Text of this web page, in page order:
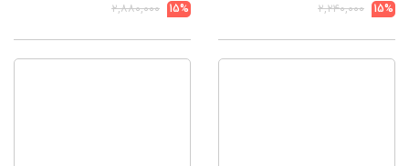
15%
۲,۲۴۰,۰۰۰
15%
۲,۸۸۰,۰۰۰